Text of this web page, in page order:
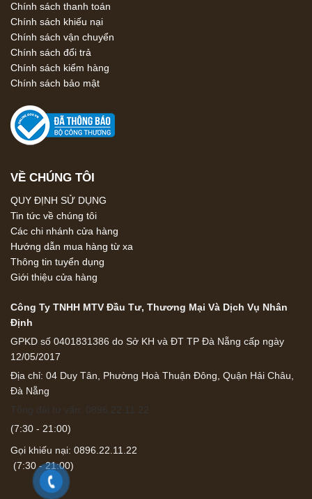
Chính sách thanh toán
Chính sách khiếu nại
Chính sách vận chuyển
Chính sách đổi trả
Chính sách kiểm hàng
Chính sách bảo mật
VỀ CHÚNG TÔI
QUY ĐỊNH SỬ DỤNG
Tin tức về chúng tôi
Các chi nhánh cửa hàng
Hướng dẫn mua hàng từ xa
Thông tin tuyển dụng
Giới thiệu cửa hàng
Công Ty TNHH MTV Đầu Tư, Thương Mại Và Dịch Vụ Nhân
Định
GPKD số 0401831386 do Sở KH và ĐT TP Đà Nẵng cấp ngày
12/05/2017
Địa chỉ: 04 Duy Tân, Phường Hoà Thuận Đông, Quận Hải Châu,
Đà Nẵng
Tổng đài tư vấn: 0896.22.11.22
(7:30 - 21:00)
Gọi khiếu nại: 0896.22.11.22
(7:30 - 21:00)